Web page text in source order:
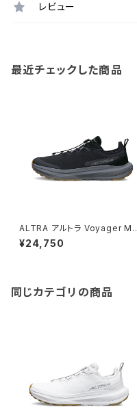
レビュー
最近チェックした商品
ALTRA アルトラ Voyager Me
n's / Black
¥24,750
同じカテゴリの商品